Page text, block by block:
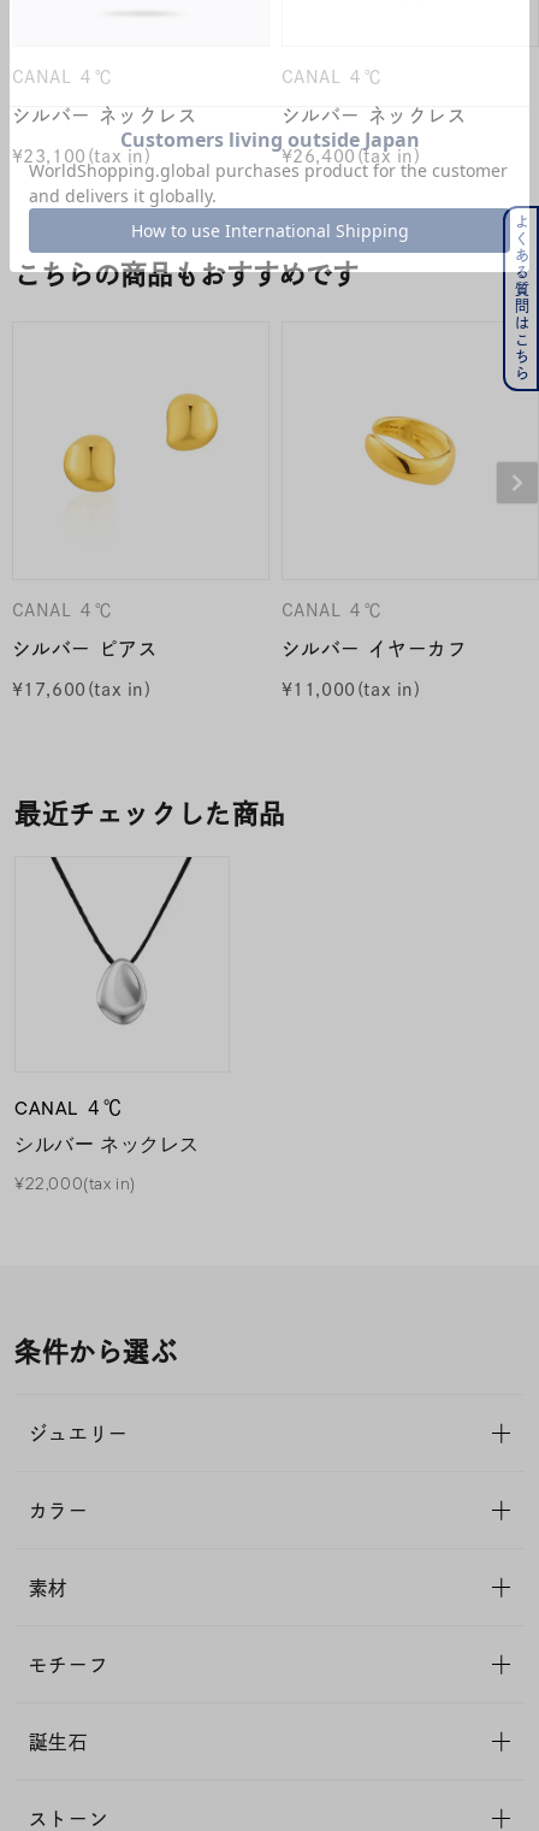
CANAL ４℃
シルバー ネックレス
¥23,100
CANAL ４℃
シルバー ネックレス
¥26,400
こちらの商品もおすすめです
CANAL ４℃
シルバー ピアス
¥17,600
CANAL ４℃
シルバー イヤーカフ
¥11,000
最近チェックした商品
CANAL ４℃
シルバー ネックレス
¥22,000(tax in)
条件から選ぶ
ジュエリー
カラー
素材
モチーフ
誕生石
ストーン
よくある質問はこちら